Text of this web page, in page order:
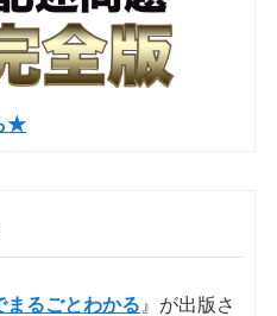
★
まるごとわかる 』が出版さ